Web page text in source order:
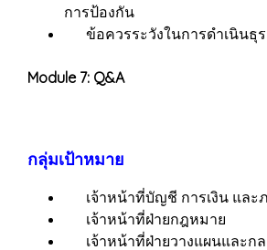
การป้องกัน
ข้อควรระวังในการดำเนินธุ
Module 7: Q&A
กลุ่มเป้าหมาย
เจ้าหน้าที่บัญชี การเงิน และ
เจ้าหน้าที่ฝ่ายกฎหมาย
เจ้าหน้าที่ฝ่ายวางแผนและก